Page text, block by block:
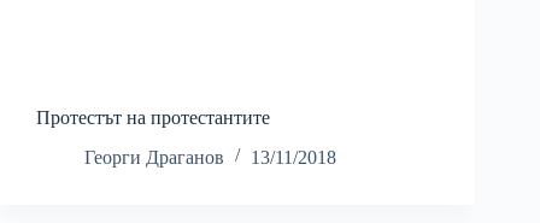
Протестът на протестантите
Георги Драганов
13/11/2018